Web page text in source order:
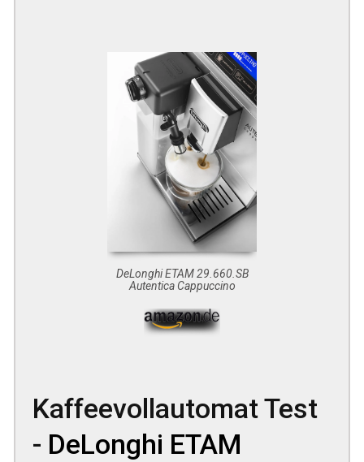
DeLonghi ETAM 29.660.SB
Autentica Cappuccino
Kaffeevollautomat Test
- DeLonghi ETAM